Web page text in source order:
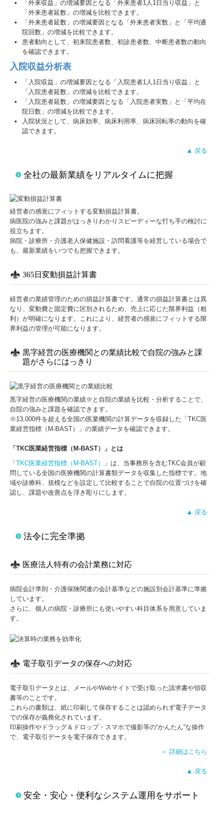
「外来収益」の増減要因となる「外来患者1人1日当り収益」と
「外来患者延数」の増減を比較できます。
「外来患者延数」の増減要因となる「外来患者実数」と「平均通
院回数」の増減を比較できます。
患者動向として、初来院患者数、初診患者数、中断患者数の動向
を確認できます。
入院収益分析表
「入院収益」の増減要因となる「入院患者1人1日当り収益」と
「入院患者延数」の増減を比較できます。
「入院患者延数」の増減要因となる「入院患者実数」と「平均在
院日数」の増減を比較できます。
入院状況として、病床効率、病床利用率、病床回転率の動向を確
認できます。
▲ 戻る
全社の最新業績をリアルタイムに把握
経営者の感覚にフィットする変動損益計算書。
病医院の強みと課題がはっきりわかりスピーディーな打ち手の検討に
役立ちます。
病院・診療所・介護老人保健施設・訪問看護等を経営している場合で
も、最新業績をいつでも把握できます。
365日変動損益計算書
経営者の業績管理のための損益計算書です。通常の損益計算書とは異
なり、変動費と固定費に区別されるため、売上に応じた限界利益（粗
利）が明確になります。これにより、経営者の感覚にフィットする限
界利益の管理が可能になります。
黒字経営の医療機関との業績比較で自院の強みと課
題がさらにはっきり
黒字経営の医療機関の業績※と自院の業績を比較・分析することで、
自院の強みと課題を確認できます。
※13,000件を超える全国の医業機関の計算データを収録した「TKC医
業経営指標（M-BAST）」の業績データを確認できます。
「TKC医業経営指標（M-BAST）」とは
「 TKC医業経営指標（M-BAST）
」は、当事務所を含むTKC会員が顧
問している全国の医療機関の計算書類データを収集した指標です。地
域や診療科、規模などを設定して比較することで自院の位置づけを確
認し、課題や改善点を浮き彫りにします。
▲ 戻る
法令に完全準拠
医療法人特有の会計業務に対応
病院会計準則・介護保険関連の会計基準などの施設別会計基準に準拠
しています。
さらに、個人の病院・診療所にも使いやすい科目体系を用意していま
す。
電子取引データの保存への対応
電子取引データとは、メールやWebサイトで受け取った請求書や領収
書等のことです。
これらの書類は、紙に印刷して保存することは認められず電子データ
での保存が義務化されています。
印刷操作やドラッグ＆ドロップ・スマホで撮影等の“かんたん”な操作
で、電子取引データを電子保存できます。
＞ 詳細はこちら
▲ 戻る
安全・安心・便利なシステム運用をサポート